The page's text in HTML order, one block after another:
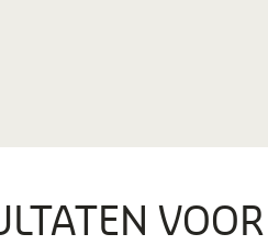
VOOR